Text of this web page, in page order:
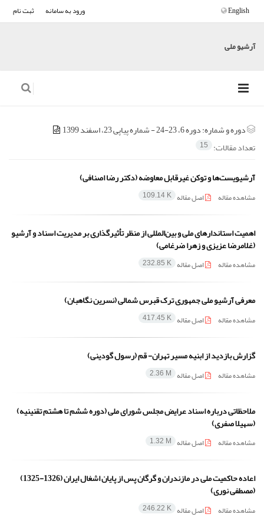
ورود به سامانه ثبت نام English
آرشیو ملی
دوره و شماره:دوره 6، 23-24 - شماره پیاپی 23، اسفند 1399
تعداد مقالات:
15
آرشیویست‌ها و توکن غیرقابل معاوضه (دکتر رضا اصنافی)
مشاهده مقاله اصل مقاله 109.14 K
اهمیت استاندارهای ملی و بین‌المللی از منظر تأثیرگذاری بر مدیریت اسناد و آرشیو
(غلامرضا عزیزی و زهرا ضرغامی)
مشاهده مقاله اصل مقاله 232.85 K
معرفی آرشیو ملی جمهوری ترک قبرس شمالی (نسرین نگاهبان)
مشاهده مقاله اصل مقاله 417.45 K
گزارش بازدید از ابنیه مسیر تهران- قم (رسول گودینی)
مشاهده مقاله اصل مقاله 2.36 M
ملاحظاتی درباره اسناد عرایض مجلس شورای ملی (دوره ششم تا هشتم تقنینیه)
(سهیلا صفری)
مشاهده مقاله اصل مقاله 1.32 M
اعاده حاکمیت ملی در مازندران و گرگان پس از پایان اشغال ایران (1326-1325)
(مصطفی نوری)
مشاهده مقاله اصل مقاله 246.22 K